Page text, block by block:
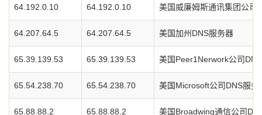
64.192.0.10 64.192.0.10 美国威廉姆斯通讯集团公司
64.207.64.5 64.207.64.5 美国加州DNS服务器
65.39.139.53 65.39.139.53 美国Peer1Nerwork公司
65.54.238.70 65.54.238.70 美国Microsoft公司DNS服务
65.88.88.2 65.88.88.2 美国Broadwing通信公司